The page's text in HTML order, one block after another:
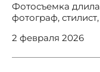
Фотосъемка
фотограф,
2 февраля 2026